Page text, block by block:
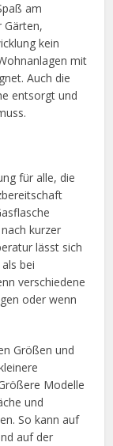
am
Gärten,
kein
mit
Auch die
entsorgt und
für alle, die
kurzer
lässt sich
bei
verschiedene
oder wenn
Größen und
Modelle
und
So kann auf
auf der